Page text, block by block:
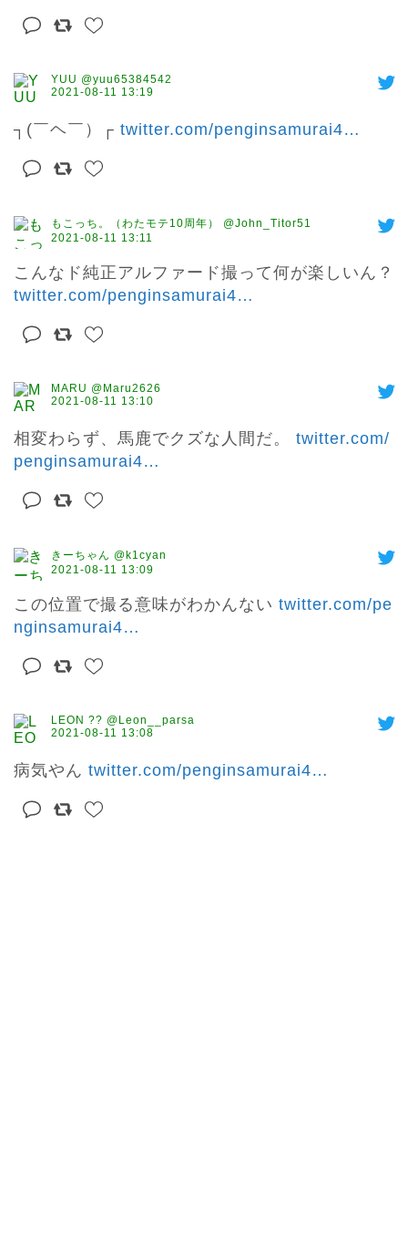
YUU @yuu65384542
2021-08-11 13:19
┐(￣ヘ￣）┌ twitter.com/penginsamurai4…
もこっち。（わたモテ10周年） @John_Titor51
2021-08-11 13:11
twitter.com/penginsamurai4…
MARU @Maru2626
2021-08-11 13:10
相変わらず、馬鹿でクズな人間だ。 twitter.com/
penginsamurai4…
きーちゃん @k1cyan
2021-08-11 13:09
この位置で撮る意味がわかんない twitter.com/pe
nginsamurai4…
LEON ?? @Leon__parsa
2021-08-11 13:08
病気やん twitter.com/penginsamurai4…